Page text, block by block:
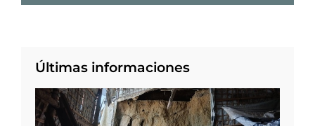
Últimas informaciones